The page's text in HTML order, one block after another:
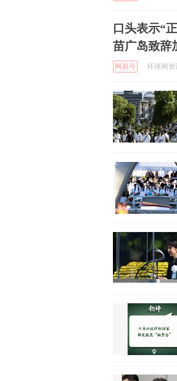
口头表示“
苗广岛致辞
网易号 环球网